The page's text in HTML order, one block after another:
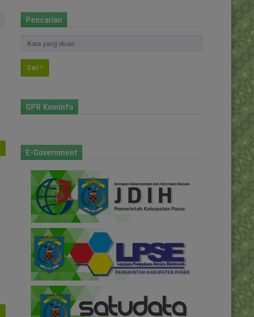
Pencarian
Cari !
GPR Kominfo
E-Government